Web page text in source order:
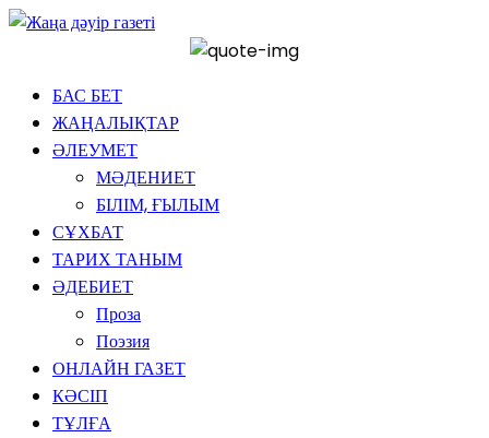
БАС БЕТ
ЖАҢАЛЫҚТАР
ӘЛЕУМЕТ
МӘДЕНИЕТ
БІЛІМ, ҒЫЛЫМ
СҰХБАТ
ТАРИХ ТАНЫМ
ӘДЕБИЕТ
Проза
Поэзия
ОНЛАЙН ГАЗЕТ
КӘСІП
ТҰЛҒА